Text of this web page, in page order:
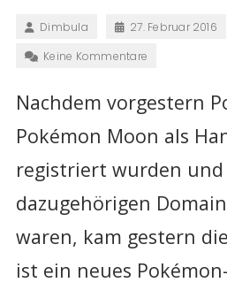
Dimbula
27. Februar 2016
Keine Kommentare
Nachdem vorgestern
Pokémon Moon als
registriert wurden und
dazugehörigen
waren, kam gestern
ist ein neues